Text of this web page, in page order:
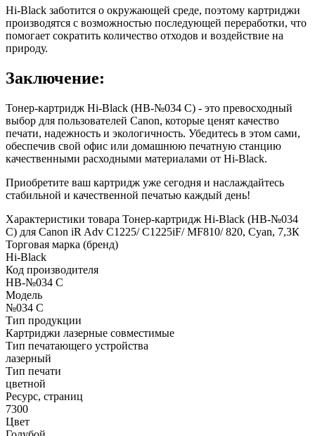
Hi-Black заботится о окружающей среде, поэтому картриджи
производятся с возможностью последующей переработки, что
помогает сократить количество отходов и воздействие на
природу.
Заключение:
Тонер-картридж Hi-Black (HB-№034 C) - это превосходный
выбор для пользователей Canon, которые ценят качество
печати, надежность и экологичность. Убедитесь в этом сами,
обеспечив свой офис или домашнюю печатную станцию
качественными расходными материалами от Hi-Black.
Приобретите ваш картридж уже сегодня и наслаждайтесь
стабильной и качественной печатью каждый день!
Характеристики товара Тонер-картридж Hi-Black (HB-№034
C) для Canon iR Adv C1225/ C1225iF/ MF810/ 820, Cyan, 7,3К
Торговая марка (бренд)
Hi-Black
Код производителя
HB-№034 C
Модель
№034 C
Тип продукции
Картриджи лазерные совместимые
Тип печатающего устройства
лазерный
Тип печати
цветной
Ресурс, страниц
7300
Цвет